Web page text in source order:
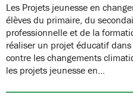
Les Projets jeunesse en
élèves du primaire, du
professionnelle et de la
réaliser un projet éducatif
contre les changements
les projets jeunesse en…